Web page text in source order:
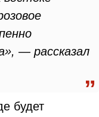
— рассказал
будет